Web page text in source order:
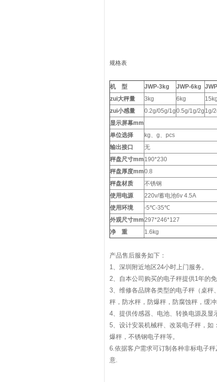
规格表
机 型 JWP-3kg JWP-6kg
zui大秤量
3kg 6kg
zui小感量
0.2g/05g/1g0.5g/1g/2g 1g/
显示屏幕mm
单位选择
kg、g、pcs
输出接口
无
秤盘尺寸mm 190*230
秤盘厚度mm0.8
秤盘材质
不锈钢
使用电源
220v/蓄电池6v 4.5A
使用环境
-5℃-35℃
外观尺寸mm297*246*127
净
重 1.6kg
产品售后服务如下：
1、深圳附近地区24小时上门服务。
2、自本公司购买的电子秤提供1年的
3、维修各品牌各类型的电子秤（桌
秤，防水秤，防爆秤，防腐蚀秤，缓
4、提供传感器、电池、转换电源及显
5、设计安装机械秤、改装电子秤，如
爆秤，不锈钢电子秤等。
6.依据客户需求可订制各种非标电子秤
意.